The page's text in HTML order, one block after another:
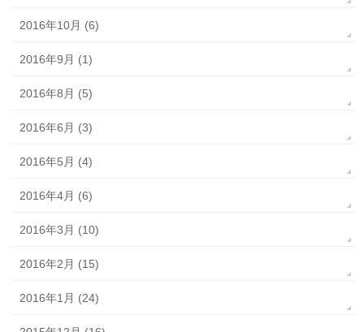
2016年10月 (6)
2016年9月 (1)
2016年8月 (5)
2016年6月 (3)
2016年5月 (4)
2016年4月 (6)
2016年3月 (10)
2016年2月 (15)
2016年1月 (24)